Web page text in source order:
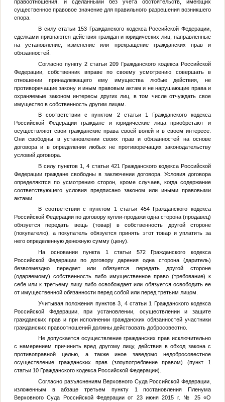
правоотношения, и сделанными без учета обстоятельств, имеющих
существенное правовое значение для правильного разрешения возникшего
спора.
В силу статьи 153 Гражданского кодекса Российской Федерации,
сделками признаются действия граждан и юридических лиц, направленные
на установление, изменение или прекращение гражданских прав и
обязанностей.
Согласно пункту 2 статьи 209 Гражданского кодекса Российской
Федерации, собственник вправе по своему усмотрению совершать в
отношении принадлежащего ему имущества любые действия, не
противоречащие закону и иным правовым актам и не нарушающие права и
охраняемые законом интересы других лиц, в том числе отчуждать свое
имущество в собственность другим лицам.
В соответствии с пунктом 2 статьи 1 Гражданского кодекса
Российской Федерации граждане и юридические лица приобретают и
осуществляют свои гражданские права своей волей и в своем интересе.
Они свободны в установлении своих прав и обязанностей на основе
договора и в определении любых не противоречащих законодательству
условий договора.
В силу пунктов 1, 4 статьи 421 Гражданского кодекса Российской
Федерации граждане свободны в заключении договора. Условия договора
определяются по усмотрению сторон, кроме случаев, когда содержание
соответствующего условия предписано законом или иными правовыми
актами.
В соответствии с пунктом 1 статьи 454 Гражданского кодекса
Российской Федерации по договору купли-продажи одна сторона (продавец)
обязуется передать вещь (товар) в собственность другой стороне
(покупателю), а покупатель обязуется принять этот товар и уплатить за
него определенную денежную сумму (цену).
На основании пункта 1 статьи 572 Гражданского кодекса
Российской Федерации по договору дарения одна сторона (даритель)
безвозмездно передает или обязуется передать другой стороне
(одаряемому) собственность либо имущественное право (требование) к
себе или к третьему лицу либо освобождает или обязуется освободить ее
от имущественной обязанности перед собой или перед третьим лицом.
Учитывая положения пунктов 3, 4 статьи 1 Гражданского кодекса
Российской Федерации, при установлении, осуществлении и защите
гражданских прав и при исполнении гражданских обязанностей участники
гражданских правоотношений должны действовать добросовестно.
Не допускается осуществление гражданских прав исключительно
с намерением причинить вред другому лицу, действия в обход закона с
противоправной целью, а также иное заведомо недобросовестное
осуществление гражданских прав (злоупотребление правом) (пункт 1
статьи 10 Гражданского кодекса Российской Федерации).
Согласно разъяснениям Верховного Суда Российской Федерации,
изложенным в абзаце третьем пункту 1 постановления Пленума
Верховного Суда Российской Федерации от 23 июня 2015 г. № 25 «О